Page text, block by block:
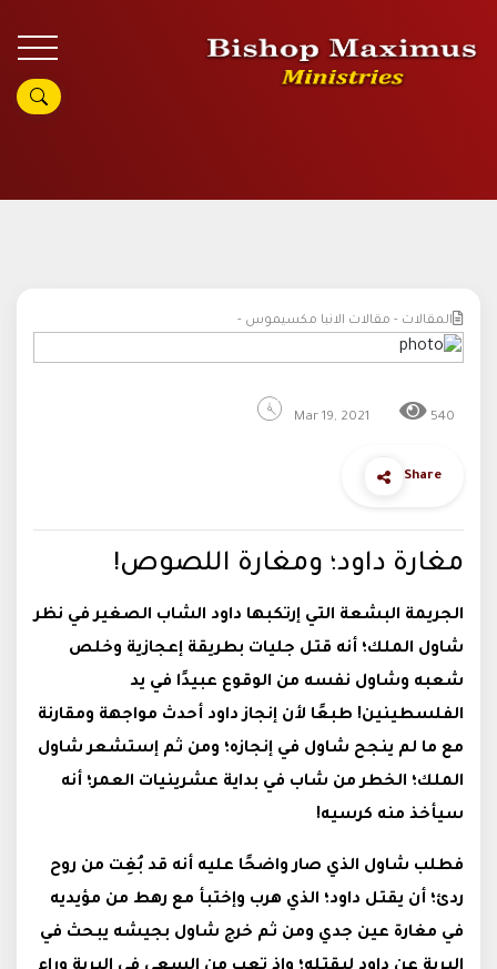
المقالات - مقالات الانبا مكسيموس -
Mar 19, 2021 540
Share
مغارة داود؛ ومغارة اللصوص!
الجريمة البشعة التي إرتكبها داود الشاب الصغير في نظر
شاول الملك؛ أنه قتل جليات بطريقة إعجازية وخلص
شعبه وشاول نفسه من الوقوع عبيدًا في يد
الفلسطينين! طبعًا لأن إنجاز داود أحدث مواجهة ومقارنة
مع ما لم ينجح شاول في إنجازه؛ ومن ثم إستشعر شاول
الملك؛ الخطر من شاب في بداية عشرينيات العمر؛ أنه
سيأخذ منه كرسيه!
فطلب شاول الذي صار واضحًا عليه أنه قد بُغِت من روح
ردئ؛ أن يقتل داود؛ الذي هرب وإختبأ مع رهط من مؤيديه
في مغارة عين جدي ومن ثم خرج شاول بجيشه يبحث في